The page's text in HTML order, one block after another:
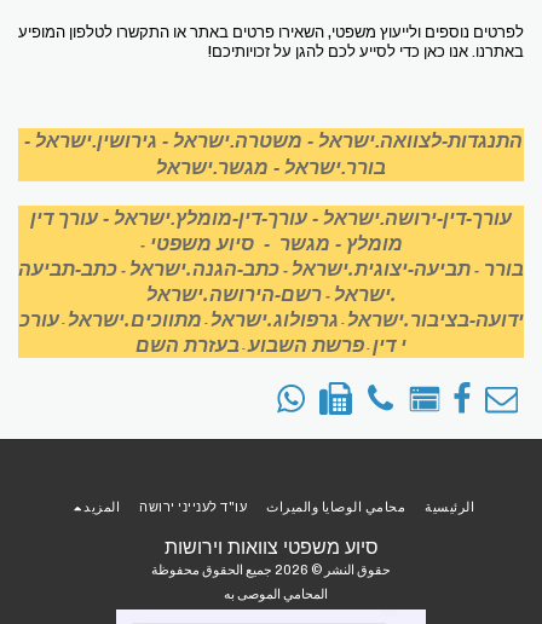
לפרטים נוספים ולייעוץ משפטי, השאירו פרטים באתר או התקשרו לטלפון המופיע
באתרנו. אנו כאן כדי לסייע לכם להגן על זכויותיכם!
התנגדות-לצוואה.ישראל - משטרה.ישראל - גירושין.ישראל -
בורר.ישראל - מגשר.ישראל
עורך-דין-ירושה.ישראל - עורך-דין-מומלץ.ישראל - עורך דין
מומלץ - מגשר -סיוע משפטי -
בורר - תביעה-יצוגית.ישראל - כתב-הגנה.ישראל - כתב-תביעה
.ישראל -רשם-הירושה.ישראל
ידועה-בציבור.ישראל - גרפולוג.ישראל - מתווכים.ישראל - עורכ
י דין - פרשת השבוע- בעזרת השם
סיוע משפטי צוואות וירושות
حقوق النشر © 2026 جميع الحقوق محفوظة
المحامي الموصى به
الرئيسية محامي الوصايا والميراث עו"ד לענייני ירושה المزيد